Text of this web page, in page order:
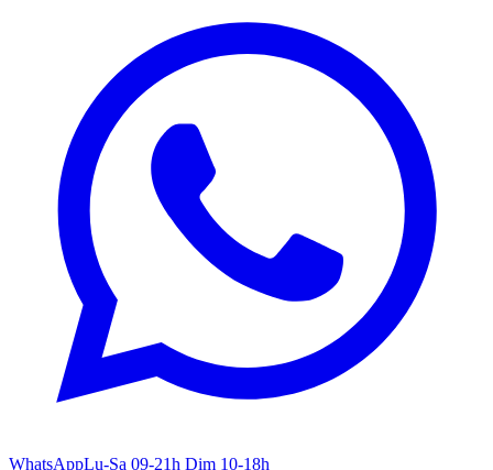
WhatsAppLu-Sa 09-21h Dim 10-18h